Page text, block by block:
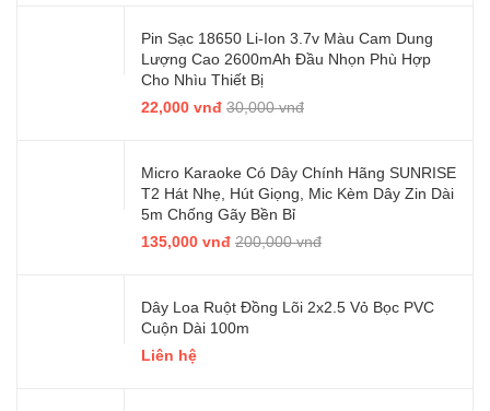
Pin Sạc 18650 Li-Ion 3.7v Màu Cam Dung
Lượng Cao 2600mAh Đầu Nhọn Phù Hợp
Cho Nhìu Thiết Bị
22,000 vnđ 30,000 vnđ
Micro Karaoke Có Dây Chính Hãng SUNRISE
T2 Hát Nhẹ, Hút Giọng, Mic Kèm Dây Zin Dài
5m Chống Gãy Bền Bỉ
135,000 vnđ 200,000 vnđ
Dây Loa Ruột Đồng Lõi 2x2.5 Vỏ Bọc PVC
Cuộn Dài 100m
Liên hệ